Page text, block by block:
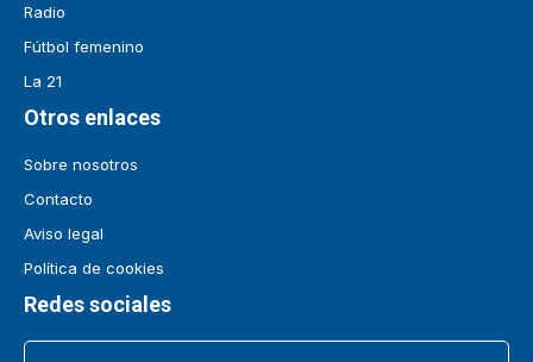
Radio
Fútbol femenino
La 21
Otros enlaces
Sobre nosotros
Contacto
Aviso legal
Política de cookies
Redes sociales